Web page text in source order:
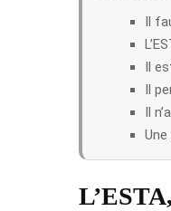
Il
Il
Il
Il